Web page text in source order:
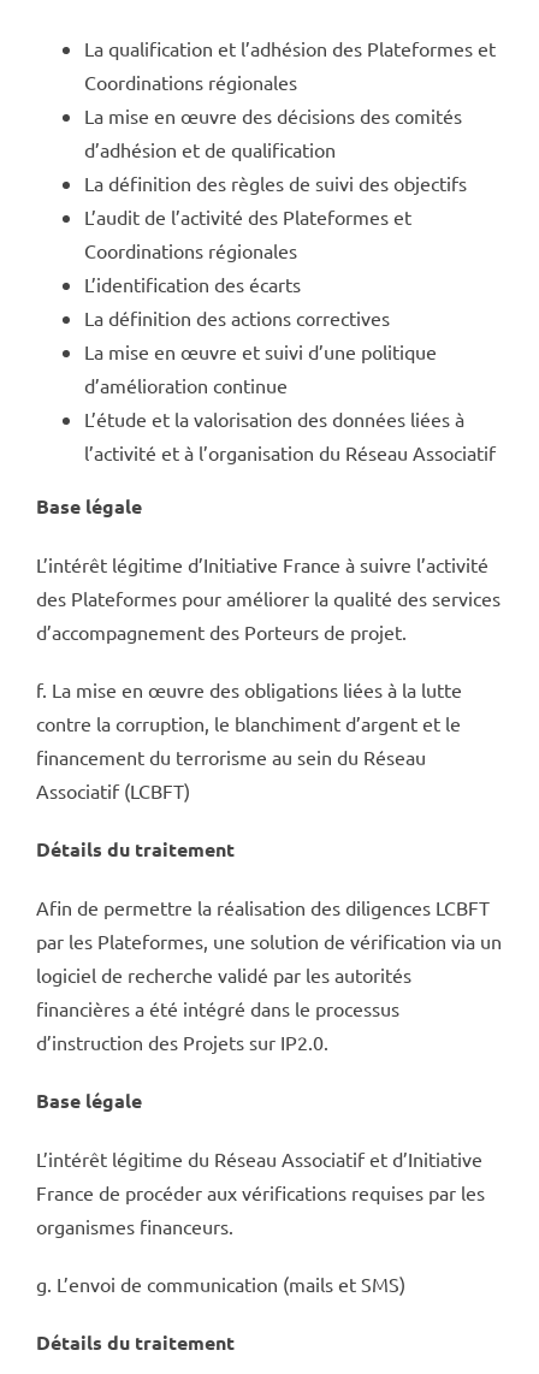
La qualification et l’adhésion des Plateformes et
Coordinations régionales
La mise en œuvre des décisions des comités
d’adhésion et de qualification
La définition des règles de suivi des objectifs
L’audit de l’activité des Plateformes et
Coordinations régionales
L’identification des écarts
La définition des actions correctives
La mise en œuvre et suivi d’une politique
d’amélioration continue
L’étude et la valorisation des données liées à
l’activité et à l’organisation du Réseau Associatif
Base légale
L’intérêt légitime d’Initiative France à suivre l’activité
des Plateformes pour améliorer la qualité des services
d’accompagnement des Porteurs de projet.
f. La mise en œuvre des obligations liées à la lutte
contre la corruption, le blanchiment d’argent et le
financement du terrorisme au sein du Réseau
Associatif (LCBFT)
Détails du traitement
Afin de permettre la réalisation des diligences LCBFT
par les Plateformes, une solution de vérification via un
logiciel de recherche validé par les autorités
financières a été intégré dans le processus
d’instruction des Projets sur IP2.0.
Base légale
L’intérêt légitime du Réseau Associatif et d’Initiative
France de procéder aux vérifications requises par les
organismes financeurs.
g. L’envoi de communication (mails et SMS)
Détails du traitement